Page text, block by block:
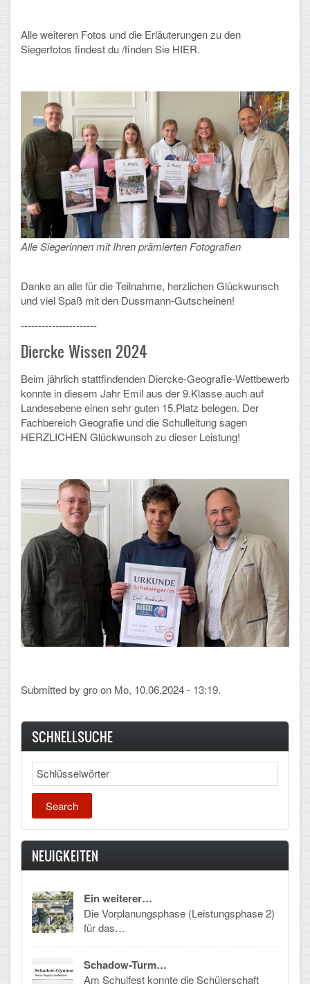
Ehemalige
FÄCHER
Deutsch und Fremdsprachen
Ethik, Philosophie und Religion
Gesellschaftswissenschaften
Mathematik, Informatik und Naturwissenschaften
Musische Fächer
ORGANISATION
Kurswahl 10. Kl.
Umwahl 11. Kl.
Wahlfächer
TERMINE
CLOUD
Lernraum Berlin
Nextcloud (Eigene Dateien und Tauschordner)
Gitlab
Alle weiteren Fotos und die Erläuterungen zu den
Siegerfotos findest du /finden Sie HIER.
Alle Siegerinnen mit Ihren prämierten Fotografien
Danke an alle für die Teilnahme, herzlichen Glückwunsch
und viel Spaß mit den Dussmann-Gutscheinen!
----------------------
Diercke Wissen 2024
Beim jährlich stattfindenden Diercke-Geografie-Wettbewerb
konnte in diesem Jahr Emil aus der 9.Klasse auch auf
Landesebene einen sehr guten 15.Platz belegen. Der
Fachbereich Geografie und die Schulleitung sagen
HERZLICHEN Glückwunsch zu dieser Leistung!
Submitted by groon Mo, 10.06.2024 - 13:19.
SCHNELLSUCHE
Search
NEUIGKEITEN
Ein weiterer…
Die Vorplanungsphase (Leistungsphase 2)
für das…
Schadow-Turm…
Am Schulfest konnte die Schülerschaft